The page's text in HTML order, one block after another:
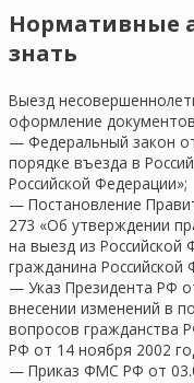
Нормативные
знать
Выезд
оформление
— Федеральный закон
порядке въезда в
Российской Федерации»;
— Постановление
273 «Об утверждении
на выезд из
гражданина Российской
— Указ Президента РФ
внесении изменений в
вопросов гражданства
РФ от 14 ноября 2002
— Приказ ФМС РФ от